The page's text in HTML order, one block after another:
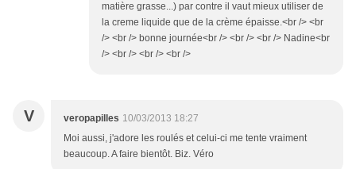
matière grasse...) par contre il vaut mieux utiliser de
la creme liquide que de la crème épaisse.<br /> <br
/> <br /> bonne journée<br /> <br /> <br /> Nadine<br
/> <br /> <br /> <br />
V veropapilles 10/03/2013 18:27
Moi aussi, j'adore les roulés et celui-ci me tente vraiment
beaucoup. A faire bientôt. Biz. Véro